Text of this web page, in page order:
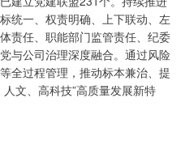
统一、权责明确、上下联动、左
责任、职能部门监管责任、纪委
与公司治理深度融合。通过风险
全过程管理，推动标本兼治、提
文、高科技”高质量发展新特